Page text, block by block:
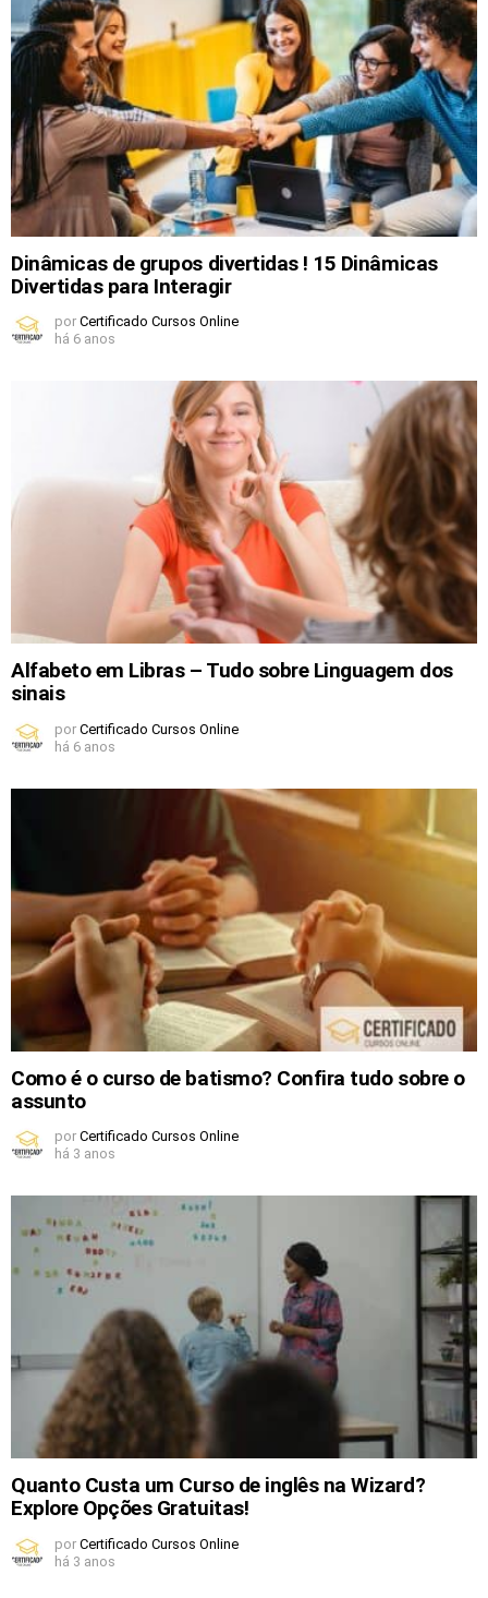
Dinâmicas de grupos divertidas ! 15 Dinâmicas
Divertidas para Interagir
por Certificado Cursos Online
há 6 anos
Alfabeto em Libras – Tudo sobre Linguagem dos
sinais
por Certificado Cursos Online
há 6 anos
Como é o curso de batismo? Confira tudo sobre o
assunto
por Certificado Cursos Online
há 3 anos
Quanto Custa um Curso de inglês na Wizard?
Explore Opções Gratuitas!
por Certificado Cursos Online
há 3 anos